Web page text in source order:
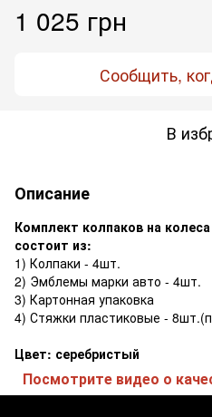
1 025 грн
Сообщить,
В
Описание
Комплект колпаков на
состоит из:
1) Колпаки - 4шт.
2) Эмблемы марки авто - 4шт.
3) Картонная упаковка
4) Стяжки пластиковые -
Цвет: серебристый
Посмотрите видео о